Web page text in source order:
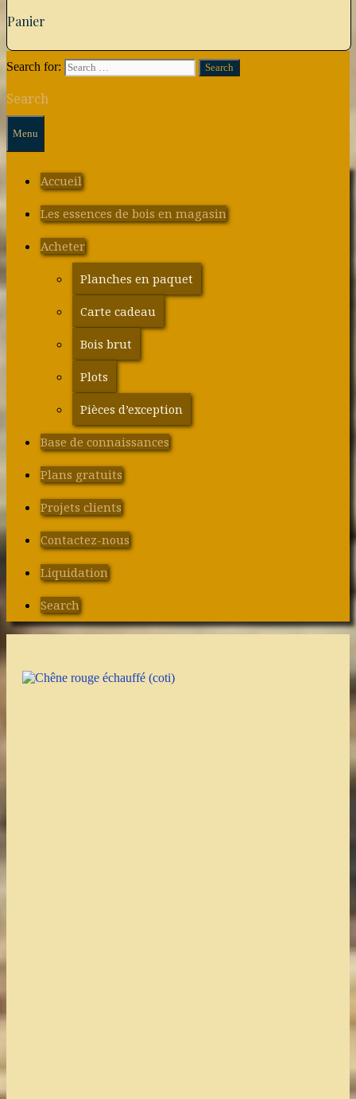
Panier
Search for:
Search
Menu
Accueil
Les essences de bois en magasin
Acheter
Planches en paquet
Carte cadeau
Bois brut
Plots
Pièces d’exception
Base de connaissances
Plans gratuits
Projets clients
Contactez-nous
Liquidation
Search